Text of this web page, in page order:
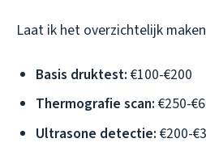
Laat ik het overzichtelijk
Basis druktest: €100-€200
Thermografie scan: €250-
Ultrasone detectie: €200-